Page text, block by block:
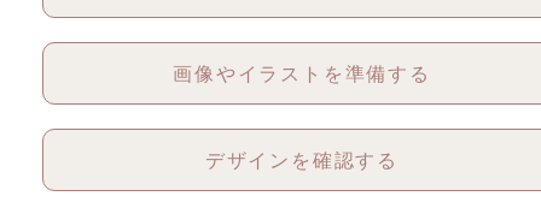
画像やイラストを準備する
デザインを確認する